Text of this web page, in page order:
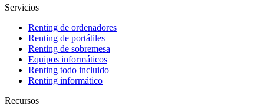
Servicios
Renting de ordenadores
Renting de portátiles
Renting de sobremesa
Equipos informáticos
Renting todo incluido
Renting informático
Recursos